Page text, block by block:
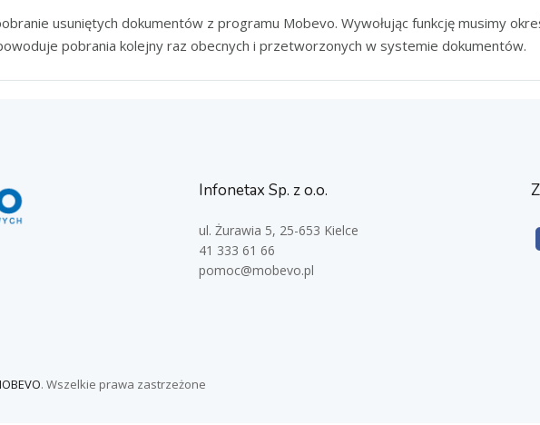
usuniętych dokumentów z programu Mobevo. Wywołując funkcję musimy
pobrania kolejny raz obecnych i przetworzonych w systemie dokumentów.
Infonetax Sp. z o.o.
ul. Żurawia 5, 25-653 Kielce
41 333 61 66
pomoc@mobevo.pl
. Wszelkie prawa zastrzeżone